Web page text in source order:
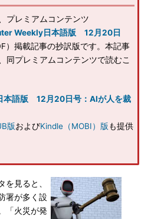
プレミアムコンテンツ
Weekly日本語版 12月20日
）掲載記事の抄訳版です。本記事
同プレミアムコンテンツで読むこ
本語版 12月20日号：AIが人を裁
版およびKindle（MOBI）版も提供
見ると、
署が多く設
「火災が発